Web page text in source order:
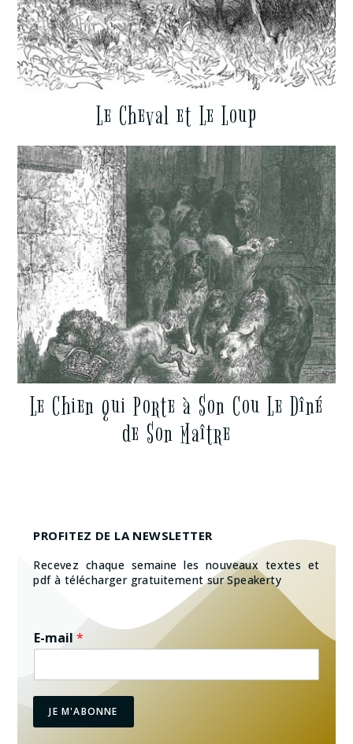
Le Cheval et Le Loup
Le Chien qui Porte à Son Cou Le Dîné
de Son Maître
PROFITEZ DE LA NEWSLETTER
Recevez chaque semaine les nouveaux textes et
pdf à télécharger gratuitement sur Speakerty
E-mail*
JE M'ABONNE